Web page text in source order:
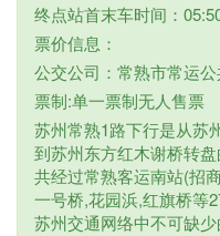
终点站首末车时间：
票价信息：
公交公司：常熟市常运
票制:单一票制无人售票
苏州常熟1路下行是从苏
到苏州东方红木谢桥转
共经过常熟客运南站(招
一号桥,花园浜,红旗桥等
苏州交通网络中不可缺少